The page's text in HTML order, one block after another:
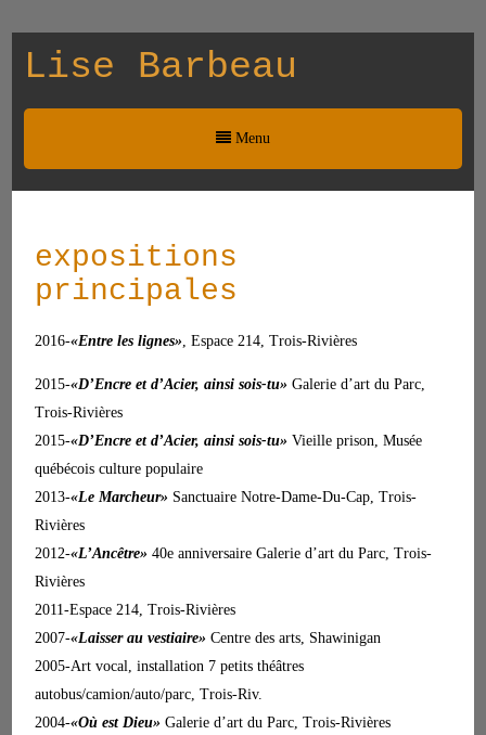
Lise Barbeau
Menu
expositions
principales
2016-«Entre les lignes», Espace 214, Trois-Rivières
2015-«D’Encre et d’Acier, ainsi sois-tu» Galerie d’art du Parc,
Trois-Rivières
2015-«D’Encre et d’Acier, ainsi sois-tu» Vieille prison, Musée
québécois culture populaire
2013-«Le Marcheur» Sanctuaire Notre-Dame-Du-Cap, Trois-
Rivières
2012-«L’Ancêtre» 40e anniversaire Galerie d’art du Parc, Trois-
Rivières
2011-Espace 214, Trois-Rivières
2007-«Laisser au vestiaire» Centre des arts, Shawinigan
2005-Art vocal, installation 7 petits théâtres
autobus/camion/auto/parc, Trois-Riv.
2004-«Où est Dieu» Galerie d’art du Parc, Trois-Rivières